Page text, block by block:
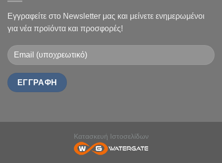
Εγγραφείτε στο Newsletter μας και μείνετε ενημερωμένοι
για νέα προϊόντα και προσφορές!
Κατασκευή Ιστοσελίδων